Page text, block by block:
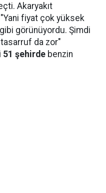
Akaryakıt
fiyat çok yüksek
görünüyordu. Şimdi
da zor"
51 şehirde benzin